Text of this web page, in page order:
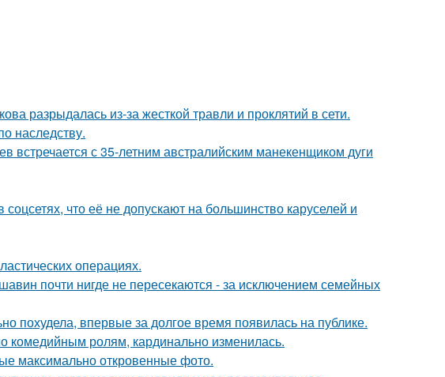
разрыдалась из-за жесткой травли и проклятий в сети.
наследству.
с 35-летним австралийским манекенщиком дуги
что её не допускают на большинство каруселей и
операциях.
почти нигде не пересекаются - за исключением семейных
похудела, впервые за долгое время появилась на публике.
комедийным ролям, кардинально изменилась.
максимально откровенные фото.